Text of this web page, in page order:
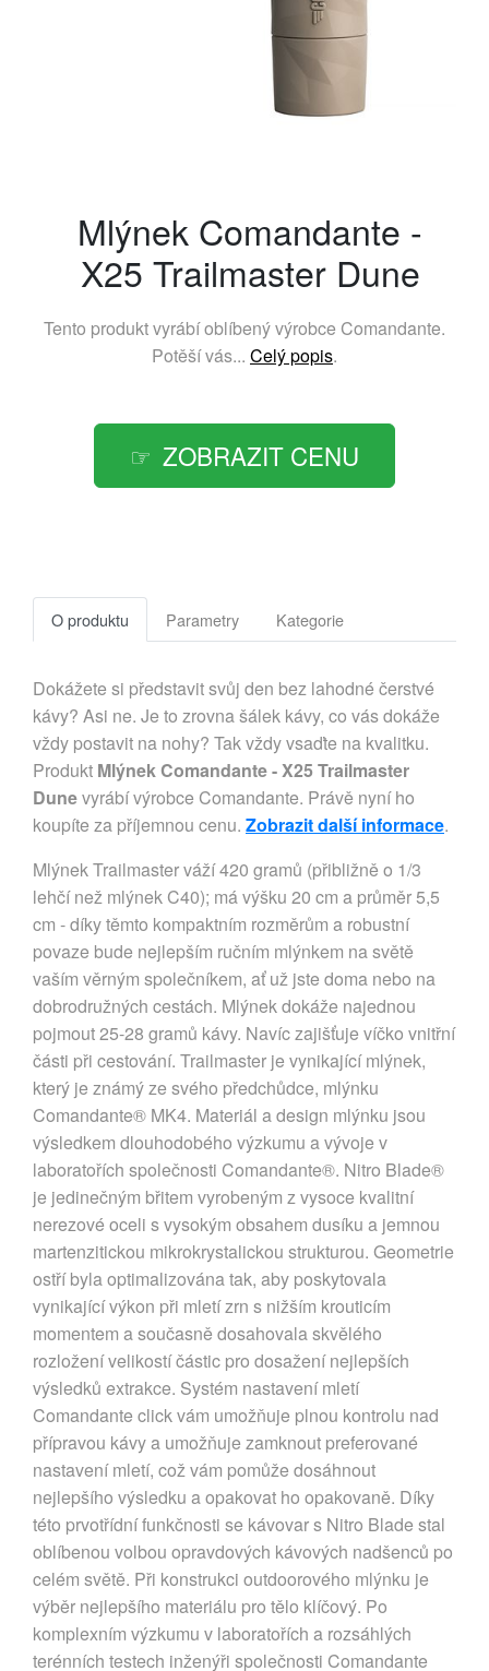
Mlýnek Comandante -
X25 Trailmaster Dune
Tento produkt vyrábí oblíbený výrobce Comandante.
Potěší vás... Celý popis.
ZOBRAZIT CENU
O produktu Parametry Kategorie
Dokážete si představit svůj den bez lahodné čerstvé
kávy? Asi ne. Je to zrovna šálek kávy, co vás dokáže
vždy postavit na nohy? Tak vždy vsaďte na kvalitku.
Produkt Mlýnek Comandante - X25 Trailmaster
Dunevyrábí výrobce Comandante. Právě nyní ho
koupíte za příjemnou cenu. Zobrazit další informace.
Mlýnek Trailmaster váží 420 gramů (přibližně o 1/3
lehčí než mlýnek C40); má výšku 20 cm a průměr 5,5
cm - díky těmto kompaktním rozměrům a robustní
povaze bude nejlepším ručním mlýnkem na světě
vaším věrným společníkem, ať už jste doma nebo na
dobrodružných cestách. Mlýnek dokáže najednou
pojmout 25-28 gramů kávy. Navíc zajišťuje víčko vnitřní
části při cestování. Trailmaster je vynikající mlýnek,
který je známý ze svého předchůdce, mlýnku
Comandante® MK4. Materiál a design mlýnku jsou
výsledkem dlouhodobého výzkumu a vývoje v
laboratořích společnosti Comandante®. Nitro Blade®
je jedinečným břitem vyrobeným z vysoce kvalitní
nerezové oceli s vysokým obsahem dusíku a jemnou
martenzitickou mikrokrystalickou strukturou. Geometrie
ostří byla optimalizována tak, aby poskytovala
vynikající výkon při mletí zrn s nižším krouticím
momentem a současně dosahovala skvělého
rozložení velikostí částic pro dosažení nejlepších
výsledků extrakce. Systém nastavení mletí
Comandante click vám umožňuje plnou kontrolu nad
přípravou kávy a umožňuje zamknout preferované
nastavení mletí, což vám pomůže dosáhnout
nejlepšího výsledku a opakovat ho opakovaně. Díky
této prvotřídní funkčnosti se kávovar s Nitro Blade stal
oblíbenou volbou opravdových kávových nadšenců po
celém světě. Při konstrukci outdoorového mlýnku je
výběr nejlepšího materiálu pro tělo klíčový. Po
komplexním výzkumu v laboratořích a rozsáhlých
terénních testech inženýři společnosti Comandante